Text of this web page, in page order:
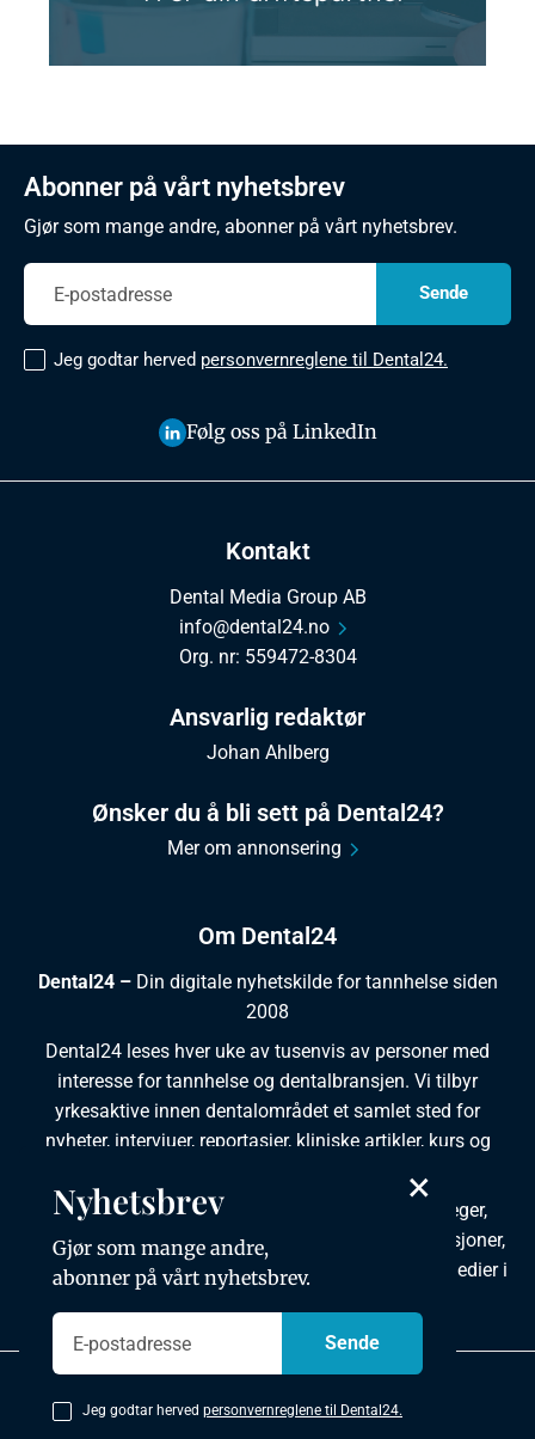
Om Dental24
Dental24 – Din digitale nyhetskilde for tannhelse siden
2008
Dental24 leses hver uke av tusenvis av personer med
interesse for tannhelse og dentalbransjen. Vi tilbyr
yrkesaktive innen dentalområdet et samlet sted for
nyheter, intervjuer, reportasjer, kliniske artikler, kurs og
Dental24 produseres i tett samarbeid med tannleger,
tannpleiere, tannsøkere, tannteknikere samt institusjoner,
foreninger, organisasjoner, leverandører og andre medier i
Kontakt
Dental Media Group AB
info@dental24.no
Org. nr: 559472-8304
Ansvarlig redaktør
Johan Ahlberg
Ønsker du å bli sett på Dental24?
Mer om annonsering
Abonner på vårt nyhetsbrev
Gjør som mange andre, abonner på vårt nyhetsbrev.
Jeg godtar herved personvernreglene til Dental24.
Følg oss på LinkedIn
Copyright © 2026 Dental24. All rights reserved.
×
Nyhetsbrev
Gjør som mange andre,
abonner på vårt nyhetsbrev.
Jeg godtar herved personvernreglene til Dental24.